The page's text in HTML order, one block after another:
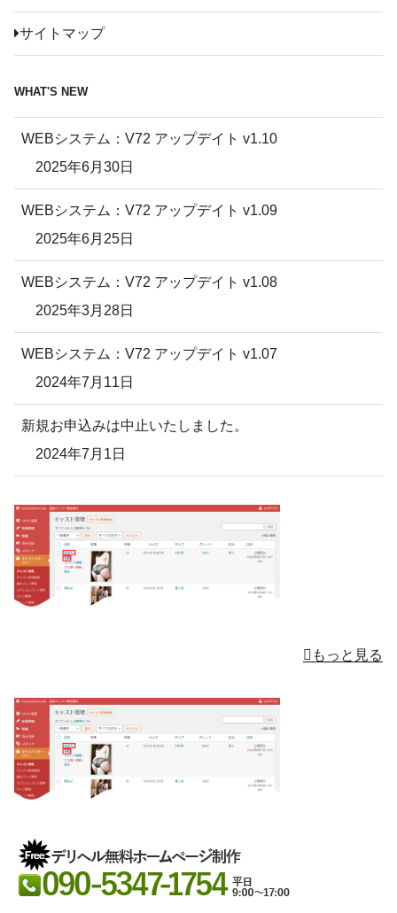
サイトマップ
WHAT'S NEW
WEBシステム：V72 アップデイト v1.10
2025年6月30日
WEBシステム：V72 アップデイト v1.09
2025年6月25日
WEBシステム：V72 アップデイト v1.08
2025年3月28日
WEBシステム：V72 アップデイト v1.07
2024年7月11日
新規お申込みは中止いたしました。
2024年7月1日
もっと見る